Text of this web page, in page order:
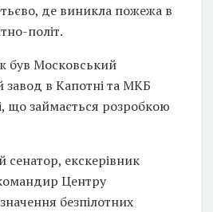
де виникла пожежа в
політ.
був Московський
в Капотні та МКБ
що займається розробкою
сенатор, екскерівник
Центру
безпілотних